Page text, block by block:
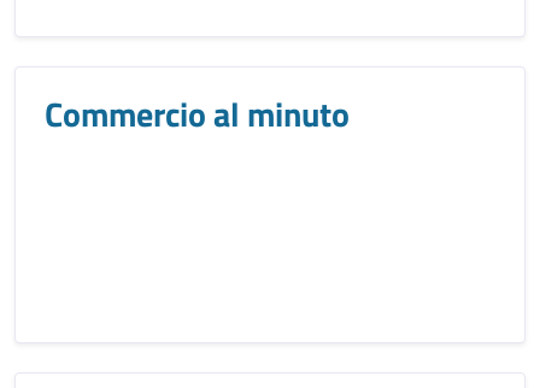
Commercio al minuto